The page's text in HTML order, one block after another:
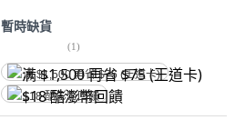
暫時缺貨
(1)
满 $1,500 再省 $75 (王道卡)
$18 酷澎幣回饋